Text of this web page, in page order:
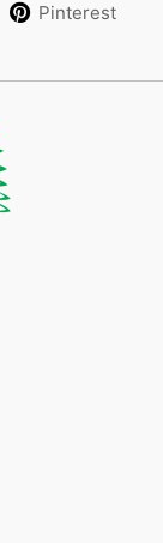
Pinterest